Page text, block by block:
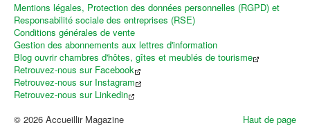
Mentions légales, Protection des données personnelles (RGPD) et
Responsabilité sociale des entreprises (RSE)
Conditions générales de vente
Gestion des abonnements aux lettres d'information
Blog ouvrir chambres d'hôtes, gîtes et meublés de tourisme
Retrouvez-nous sur Facebook
Retrouvez-nous sur Instagram
Retrouvez-nous sur Linkedin
Haut de page
© 2026 Accueillir Magazine